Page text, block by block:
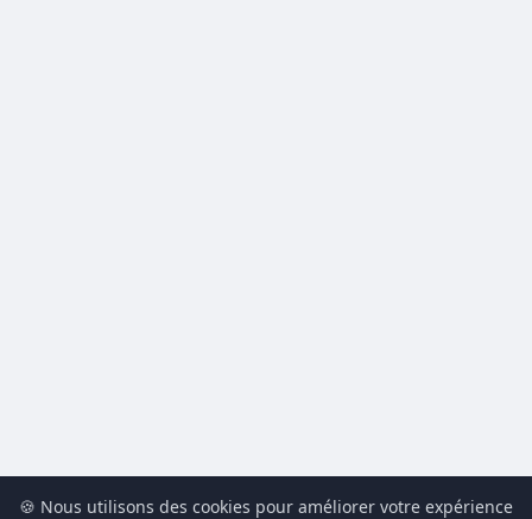
🍪 Nous utilisons des cookies pour améliorer votre expérience